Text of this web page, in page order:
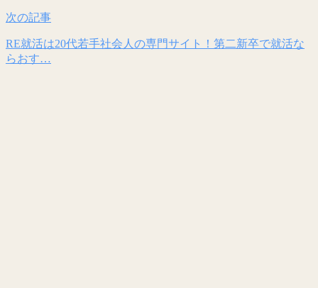
次の記事
RE就活は20代若手社会人の専門サイト！第二新卒で就活な
らおす…